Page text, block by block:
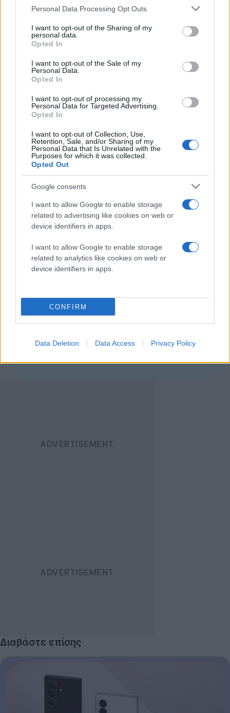
Please note that this website/app uses one or more Google
not limited to your visit or usage behaviour. You may click to
grant or deny consent to Google and its third-party tags to
use your data for below specified purposes in below Google
consent section.
Personal Data Processing Opt Outs
I want to opt-out of the Sharing of my
personal data.
Opted In
I want to opt-out of the Sale of my
Personal Data.
Opted In
I want to opt-out of processing my
Personal Data for Targeted Advertising.
Opted In
I want to opt-out of Collection, Use,
Retention, Sale, and/or Sharing of my
Personal Data that Is Unrelated with the
Purposes for which it was collected.
Opted Out
Google consents
I want to allow Google to enable storage
related to advertising like cookies on web or
device identifiers in apps.
I want to allow Google to enable storage
related to analytics like cookies on web or
device identifiers in apps.
CONFIRM
Data Deletion Data Access Privacy Policy
αναμένεται να κυκλοφορήσει και σε τι τιμή.
Στην παρακάτω διαφήμιση μπορείτε να δείτε το
MX100 tablet (μετά το 0:15).
Netbooknews ]
Ακολουθήστε το
Techgear.gr στο Google
Newsγια να
ενημερώνεστε άμεσα
Διαβάστε επίσης